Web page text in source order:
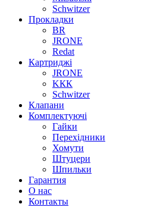
Schwitzer
Прокладки
BR
JRONE
Redat
Картриджі
JRONE
KКК
Schwitzer
Клапани
Комплектуючі
Гайки
Перехідники
Хомути
Штуцери
Шпильки
Гарантия
О нас
Контакты